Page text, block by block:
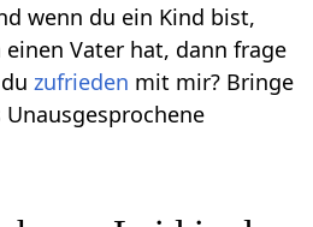
wenn du ein Kind bist,
Vater hat, dann frage
duzufrieden mit mir? Bringe